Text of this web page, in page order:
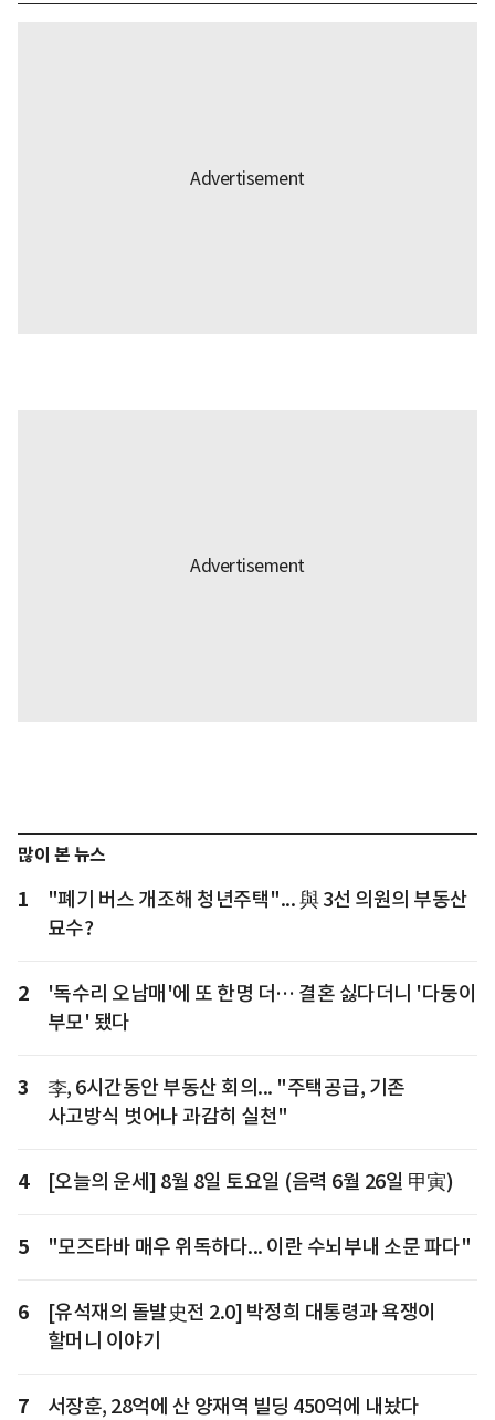
많이 본 뉴스
1
"폐기 버스 개조해 청년주택"... 與 3선 의원의 부동산
묘수?
2
'독수리 오남매'에 또 한명 더… 결혼 싫다더니 '다둥이
부모' 됐다
3
李, 6시간동안 부동산 회의... "주택공급, 기존
사고방식 벗어나 과감히 실천"
4 [오늘의 운세] 8월 8일 토요일 (음력 6월 26일 甲寅)
5 "모즈타바 매우 위독하다... 이란 수뇌부내 소문 파다"
6
[유석재의 돌발史전 2.0] 박정희 대통령과 욕쟁이
할머니 이야기
7 서장훈, 28억에 산 양재역 빌딩 450억에 내놨다